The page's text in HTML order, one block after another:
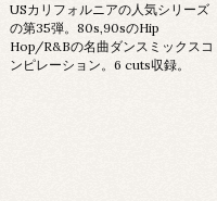
USカリフォルニアの人気シリーズ
の第35弾。80s,90sのHip
Hop/R&Bの名曲ダンスミックスコ
ンピレーション。6 cuts収録。